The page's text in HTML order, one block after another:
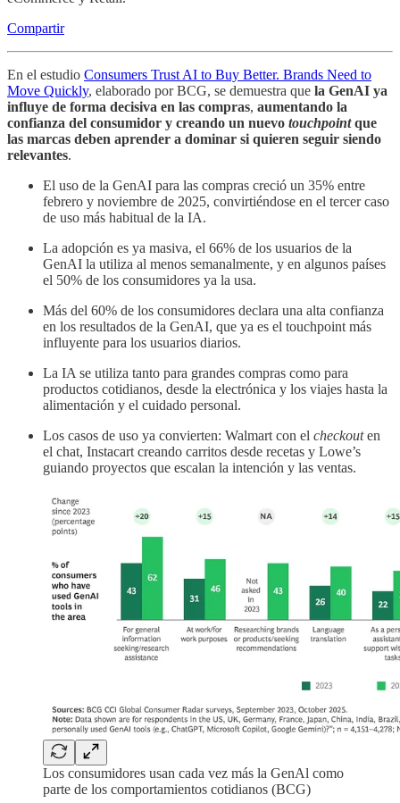
Compartir
En el estudio Consumers Trust AI to Buy Better. Brands Need to
Move Quickly, elaborado por BCG, se demuestra que la GenAI ya
influye de forma decisiva en las compras, aumentando la
confianza del consumidor y creando un nuevo touchpointque
las marcas deben aprender a dominar si quieren seguir siendo
relevantes.
El uso de la GenAI para las compras creció un 35% entre
febrero y noviembre de 2025, convirtiéndose en el tercer caso
de uso más habitual de la IA.
La adopción es ya masiva, el 66% de los usuarios de la
GenAI la utiliza al menos semanalmente, y en algunos países
el 50% de los consumidores ya la usa.
Más del 60% de los consumidores declara una alta confianza
en los resultados de la GenAI, que ya es el touchpoint más
influyente para los usuarios diarios.
La IA se utiliza tanto para grandes compras como para
productos cotidianos, desde la electrónica y los viajes hasta la
alimentación y el cuidado personal.
Los casos de uso ya convierten: Walmart con el checkouten
el chat, Instacart creando carritos desde recetas y Lowe’s
guiando proyectos que escalan la intención y las ventas.
Los consumidores usan cada vez más la GenAl como
parte de los comportamientos cotidianos (BCG)